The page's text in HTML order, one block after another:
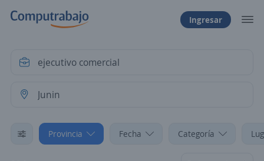
Ingresar
Provincia Fecha Categoría